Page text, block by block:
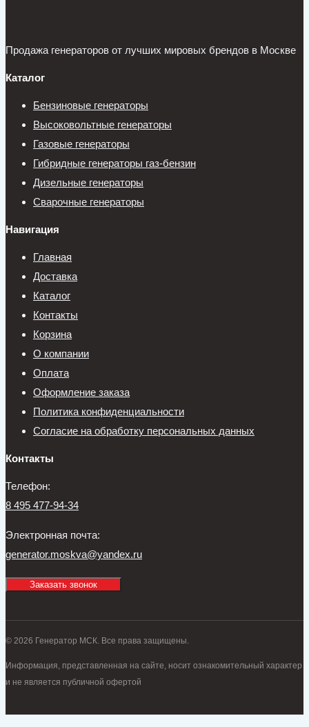
Продажа генераторов от лучших мировых брендов в Москве
Каталог
Бензиновые генераторы
Высоковольтные генераторы
Газовые генераторы
Гибридные генераторы газ-бензин
Дизельные генераторы
Сварочные генераторы
Навигация
Главная
Доставка
Каталог
Контакты
Корзина
О компании
Оплата
Оформление заказа
Политика конфиденциальности
Согласие на обработку персональных данных
Контакты
Телефон:
8 495 477-94-34
Электронная почта:
generator.moskva@yandex.ru
Заказать звонок
© 2026 Генератор МСК. Все права защищены.
Информация, представленная на сайте, носит ознакомительный характер
и не является публичной офертой